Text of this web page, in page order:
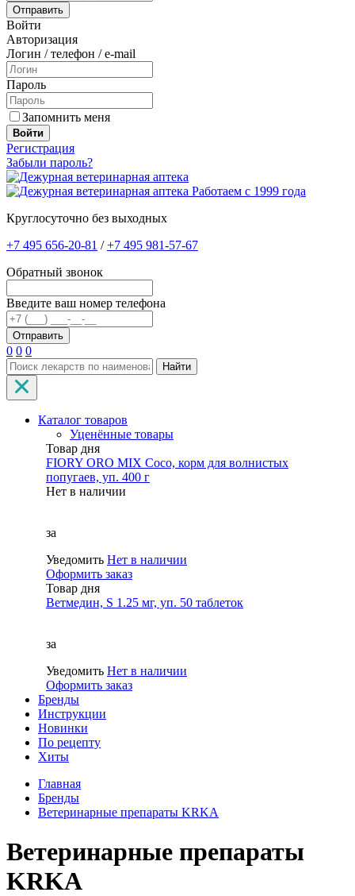
Войти
Авторизация
Логин / телефон / e-mail
Пароль
Запомнить меня
Войти
Регистрация
Забыли пароль?
Работаем с 1999 года
Круглосуточно без выходных
+7 495 656-20-81 /+7 495 981-57-67
Обратный звонок
Введите ваш номер телефона
0 0 0
Найти
Каталог товаров
Уценённые товары
Товар дня
FIORY ORO MIX Coco, корм для волнистых
попугаев, уп. 400 г
Нет в наличии
за
Уведомить Нет в наличии
Оформить заказ
Товар дня
Ветмедин, S 1.25 мг, уп. 50 таблеток
за
Уведомить Нет в наличии
Оформить заказ
Бренды
Инструкции
Новинки
По рецепту
Хиты
Главная
Бренды
Ветеринарные препараты KRKA
Ветеринарные препараты
KRKA